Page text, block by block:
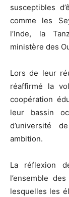
susceptibles
comme les
l’Inde, la
ministère des
Lors de leur
réaffirmé la
coopération
leur bassin
d’université
ambition.
La réflexion
l’ensemble
lesquelles les